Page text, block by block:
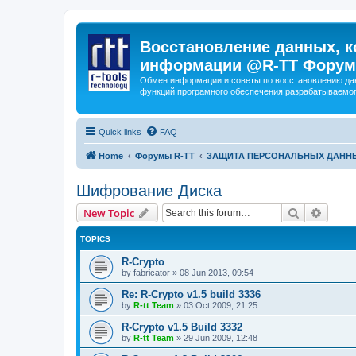
Восстановление данных,
информации @R-TT Форум
Обмен информации и советы по восстановлению
функций програмного обеспечения
Quick links FAQ
Home Форумы R-TT ЗАЩИТА ПЕРСОНАЛЬНЫХ
Шифрование Диска
New Topic Search
TOPICS
R-Crypto
by fabricator » 08 Jun 2013, 09:54
Re: R-Crypto v1.5 build 3336
by R-tt Team » 03 Oct 2009, 21:25
R-Crypto v1.5 Build 3332
by R-tt Team » 29 Jun 2009, 12:48